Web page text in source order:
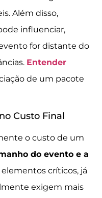
Além disso,
influenciar,
for distante do
Entender
de um pacote
Custo Final
o custo de um
do evento e a
elementos críticos, já
exigem mais